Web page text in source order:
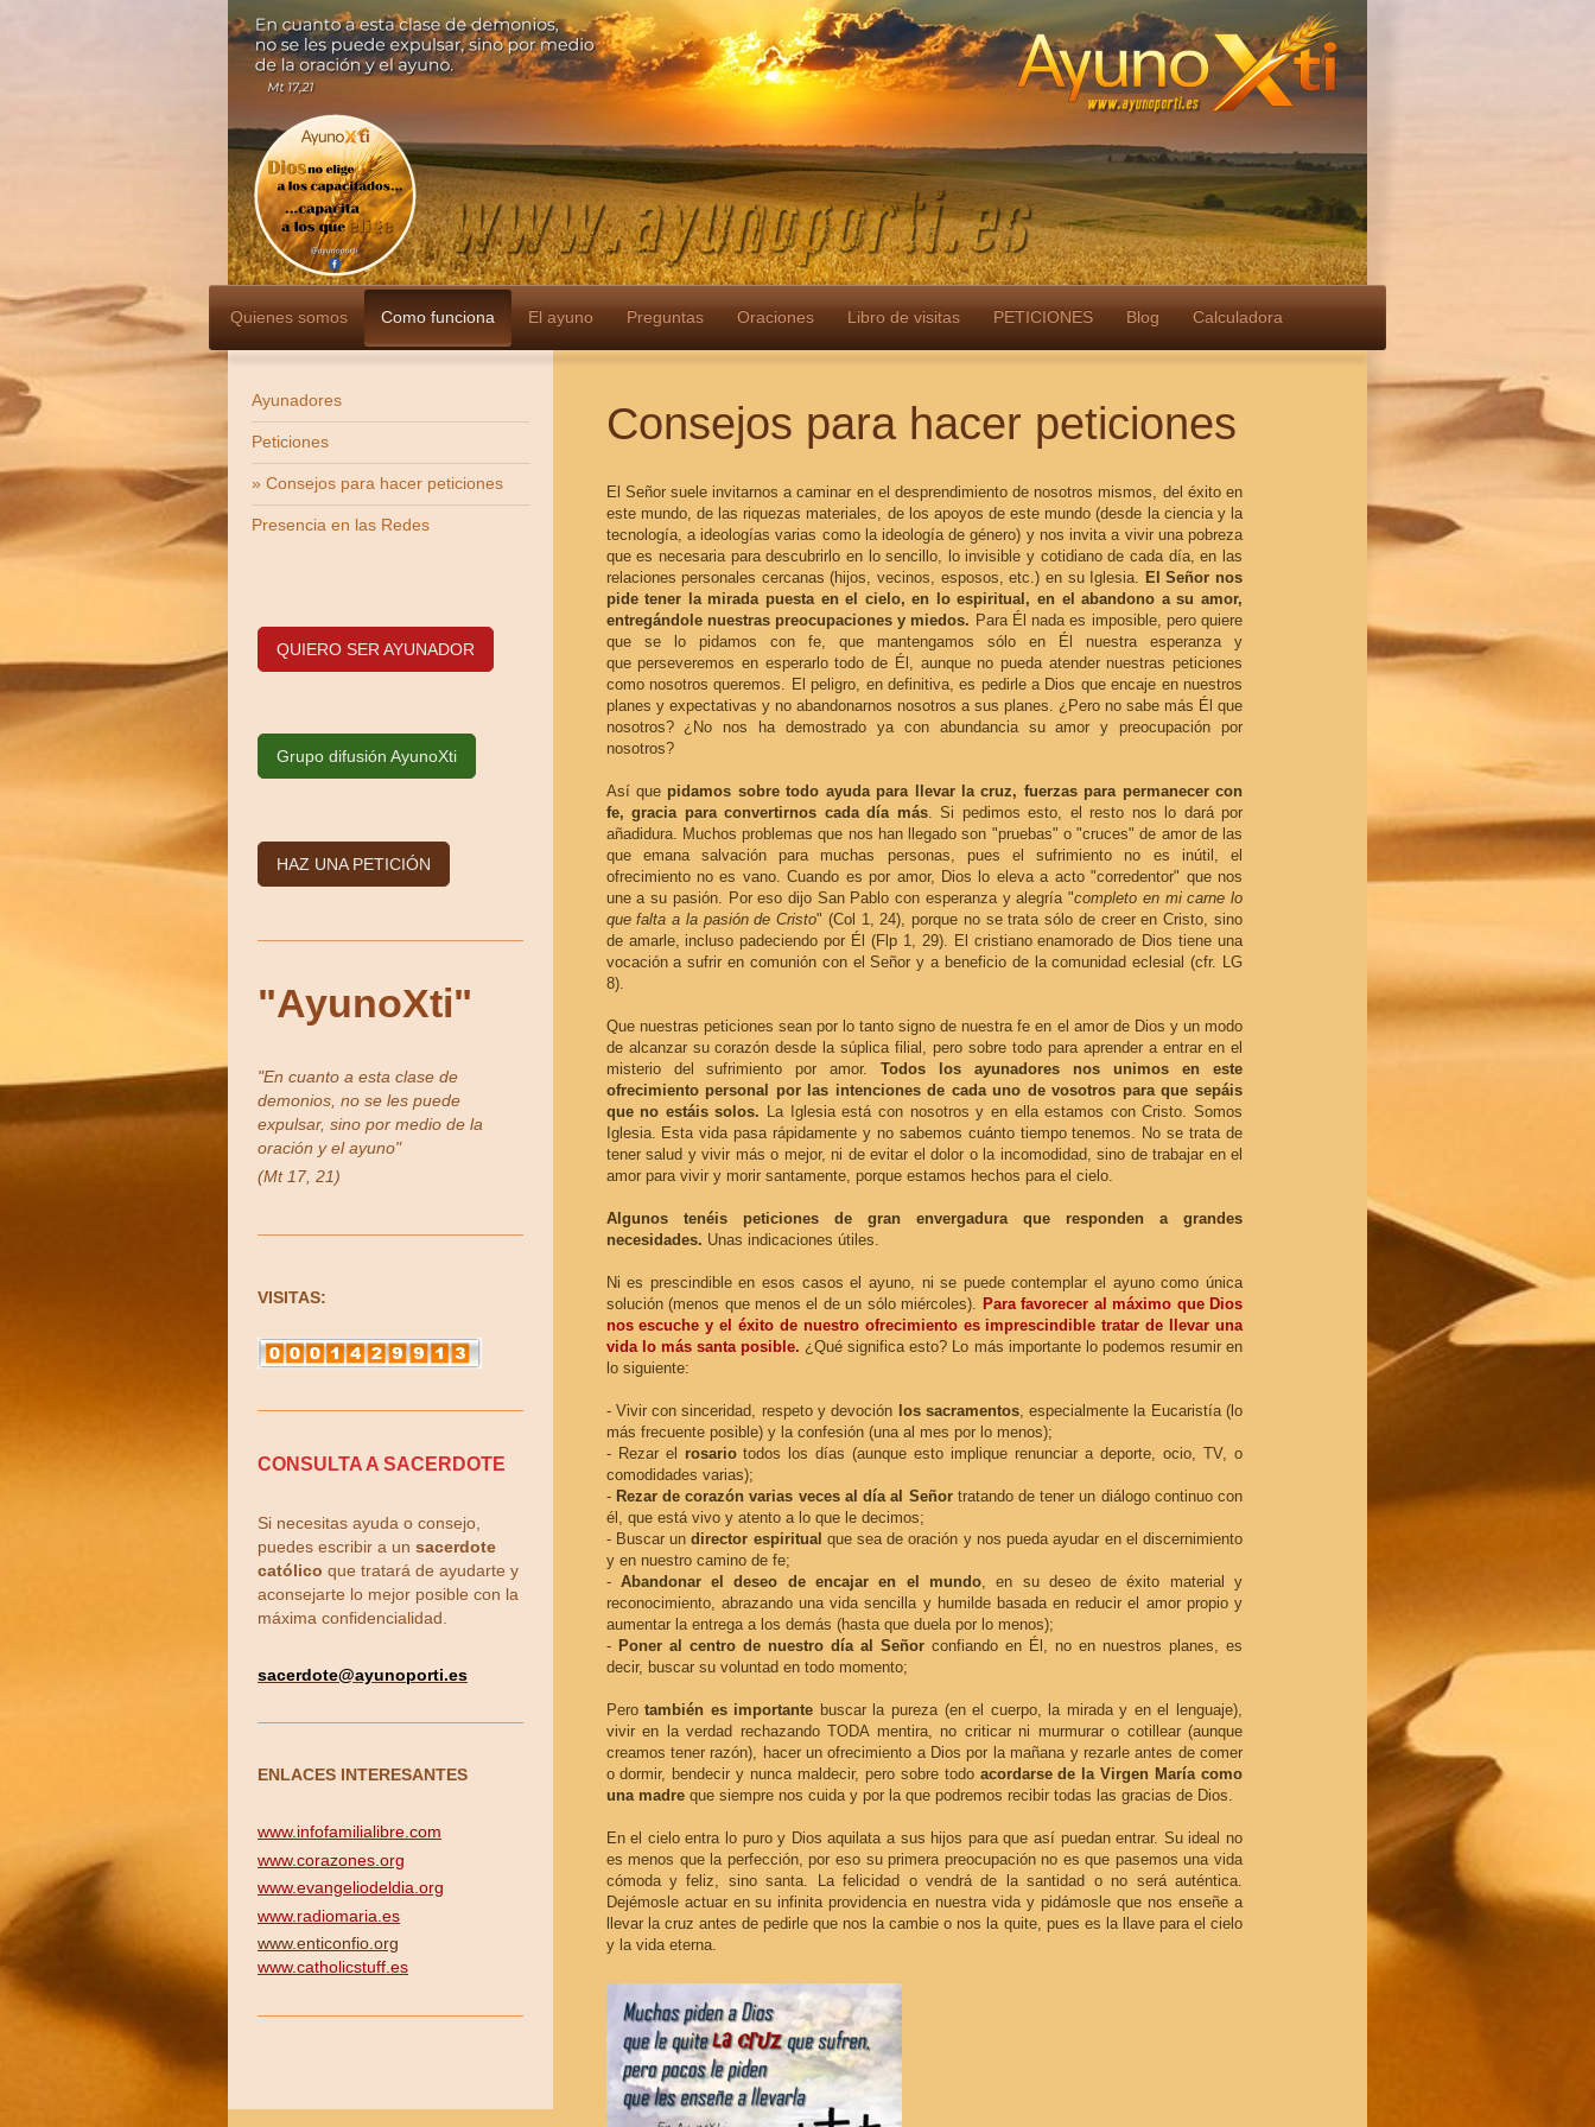
Quienes somos Como funciona El ayuno Preguntas Oraciones Libro de visitas PETICIONES Blog Calculadora
Consejos para hacer peticiones
El Señor suele invitarnos a caminar en el desprendimiento de nosotros mismos, del éxito en
este mundo, de las riquezas materiales, de los apoyos de este mundo (desde la ciencia y la
tecnología, a ideologías varias como la ideología de género) y nos invita a vivir una pobreza
que es necesaria para descubrirlo en lo sencillo, lo invisible y cotidiano de cada día, en las
relaciones personales cercanas (hijos, vecinos, esposos, etc.) en su Iglesia. El Señor nos
pide tener la mirada puesta en el cielo, en lo espiritual, en el abandono a su amor,
entregándole nuestras preocupaciones y miedos. Para Él nada es imposible, pero quiere
que se lo pidamos con fe, que mantengamos sólo en Él nuestra esperanza y
que perseveremos en esperarlo todo de Él, aunque no pueda atender nuestras peticiones
como nosotros queremos. El peligro, en definitiva, es pedirle a Dios que encaje en nuestros
planes y expectativas y no abandonarnos nosotros a sus planes. ¿Pero no sabe más Él que
nosotros? ¿No nos ha demostrado ya con abundancia su amor y preocupación por
nosotros?
Así que pidamos sobre todo ayuda para llevar la cruz, fuerzas para permanecer con
fe, gracia para convertirnos cada día más. Si pedimos esto, el resto nos lo dará por
añadidura. Muchos problemas que nos han llegado son "pruebas" o "cruces" de amor de las
que emana salvación para muchas personas, pues el sufrimiento no es inútil, el
ofrecimiento no es vano. Cuando es por amor, Dios lo eleva a acto "corredentor" que nos
une a su pasión. Por eso dijo San Pablo con esperanza y alegría "completo en mi carne lo
que falta a la pasión de Cristo" (Col 1, 24), porque no se trata sólo de creer en Cristo, sino
de amarle, incluso padeciendo por Él (Flp 1, 29). El cristiano enamorado de Dios tiene una
vocación a sufrir en comunión con el Señor y a beneficio de la comunidad eclesial (cfr. LG
8).
Que nuestras peticiones sean por lo tanto signo de nuestra fe en el amor de Dios y un modo
de alcanzar su corazón desde la súplica filial, pero sobre todo para aprender a entrar en el
misterio del sufrimiento por amor.Todos los ayunadores nos unimos en este
ofrecimiento personal por las intenciones de cada uno de vosotros para que sepáis
que no estáis solos. La Iglesia está con nosotros y en ella estamos con Cristo. Somos
Iglesia. Esta vida pasa rápidamente y no sabemos cuánto tiempo tenemos. No se trata de
tener salud y vivir más o mejor, ni de evitar el dolor o la incomodidad, sino de trabajar en el
amor para vivir y morir santamente, porque estamos hechos para el cielo.
Algunos tenéis peticiones de gran envergadura que responden a grandes
necesidades. Unas indicaciones útiles.
Ni es prescindible en esos casos el ayuno, ni se puede contemplar el ayuno como única
solución (menos que menos el de un sólo miércoles). Para favorecer al máximo que Dios
nos escuche y el éxito de nuestro ofrecimiento es imprescindible tratar de llevar una
vida lo más santa posible. ¿Qué significa esto? Lo más importante lo podemos resumir en
lo siguiente:
- Vivir con sinceridad, respeto y devoción los sacramentos, especialmente la Eucaristía (lo
más frecuente posible) y la confesión (una al mes por lo menos);
- Rezar el rosariotodos los días (aunque esto implique renunciar a deporte, ocio, TV, o
comodidades varias);
- Rezar de corazón varias veces al día al Señortratando de tener un diálogo continuo con
él, que está vivo y atento a lo que le decimos;
- Buscar undirector espiritual que sea de oración y nos pueda ayudar en el discernimiento
y en nuestro camino de fe;
- Abandonar el deseo de encajar en el mundo, en su deseo de éxito material y
reconocimiento, abrazando una vida sencilla y humilde basada en reducir el amor propio y
aumentar la entrega a los demás (hasta que duela por lo menos);
- Poner al centro de nuestro día al Señorconfiando en Él, no en nuestros planes, es
decir, buscar su voluntad en todo momento;
Perotambién es importante buscar la pureza (en el cuerpo, la mirada y en el lenguaje),
vivir en la verdad rechazando TODA mentira, no criticar ni murmurar o cotillear (aunque
creamos tener razón), hacer un ofrecimiento a Dios por la mañana y rezarle antes de comer
o dormir, bendecir y nunca maldecir, pero sobre todo acordarse de la Virgen María como
una madreque siempre nos cuida y por la que podremos recibir todas las gracias de Dios.
En el cielo entra lo puro y Dios aquilata a sus hijos para que así puedan entrar. Su ideal no
es menos que la perfección, por eso su primera preocupación no es que pasemos una vida
cómoda y feliz, sino santa. La felicidad o vendrá de la santidad o no será auténtica.
Dejémosle actuar en su infinita providencia en nuestra vida y pidámosle que nos enseñe a
llevar la cruz antes de pedirle que nos la cambie o nos la quite, pues es la llave para el cielo
y la vida eterna.
Ayunadores
Peticiones
Consejos para hacer peticiones
Presencia en las Redes
QUIERO SER AYUNADOR
Grupo difusión AyunoXti
HAZ UNA PETICIÓN
"AyunoXti"
"En cuanto a esta clase de
demonios, no se les puede
expulsar, sino por medio de la
oración y el ayuno"
(Mt 17, 21)
VISITAS:
CONSULTA A SACERDOTE
Si necesitas ayuda o consejo,
puedes escribir a un sacerdote
católico que tratará de ayudarte y
aconsejarte lo mejor posible con la
máxima confidencialidad.
sacerdote@ayunoporti.es
ENLACES INTERESANTES
www.infofamilialibre.com
www.corazones.org
www.evangeliodeldia.org
www.radiomaria.es
www.enticonfio.org
www.catholicstuff.es